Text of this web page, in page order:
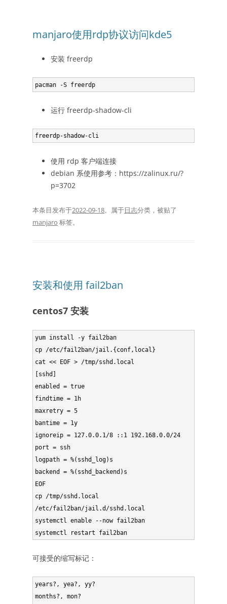
manjaro使用rdp协议访问kde5
安装 freerdp
运行 freerdp-shadow-cli
使用 rdp 客户端连接
debian 系使用参考：https://zalinux.ru/?
p=3702
本条目发布于2022-09-18。属于日志分类，被贴了
manjaro 标签。
安装和使用 fail2ban
centos7 安装
yum install -y fail2ban
cp /etc/fail2ban/jail.{conf,local}
cat << EOF > /tmp/sshd.local
[sshd]
enabled = true
findtime = 1h
maxretry = 5
bantime = 1y
ignoreip = 127.0.0.1/8 ::1 192.168.0.0/24
port = ssh
logpath = %(sshd_log)s
backend = %(sshd_backend)s
EOF
cp /tmp/sshd.local
/etc/fail2ban/jail.d/sshd.local
systemctl enable --now fail2ban
systemctl restart fail2ban
可接受的缩写标记：
years?, yea?, yy?
months?, mon?